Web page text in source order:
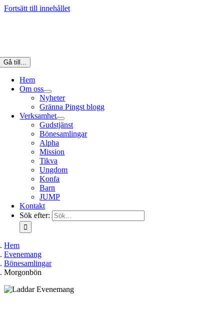
Fortsätt till innehållet
Gå till...
Hem
Om oss
Nyheter
Gränna Pingst blogg
Verksamhet
Gudstjänst
Bönesamlingar
Alpha
Mission
Tikva
Ungdom
Konfa
Barn
JUMP
Kontakt
Sök efter:
Hem
Evenemang
Bönesamlingar
Morgonbön